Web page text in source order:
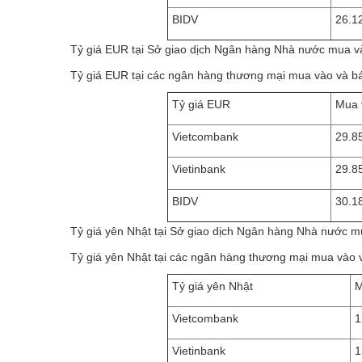
BIDV
Tỷ giá EUR tại Sở giao dịch Ngân hàng Nhà nước mua
Tỷ giá EUR tại các ngân hàng thương mại mua vào và
Tỷ giá EUR Mua
Vietcombank
Vietinbank
BIDV
Tỷ giá yên Nhật tại Sở giao dịch Ngân hàng Nhà nước
Tỷ giá yên Nhật tại các ngân hàng thương mại mua vào
Tỷ giá yên Nhật
Vietcombank
Vietinbank